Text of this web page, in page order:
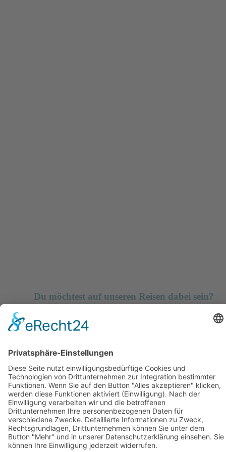
Du möchtest auf unseren Reisen dabei sein?
Impressum
Close
Datenschutzeinstellungen selbst wählen
Wenn du unsere Website besuchst, werden möglicherweise Informationen
von bestimmten Diensten über deinen Browser gespeichert, normalerweise
in Form von Cookies. Hier kannst du deine Datenschutzeinstellungen